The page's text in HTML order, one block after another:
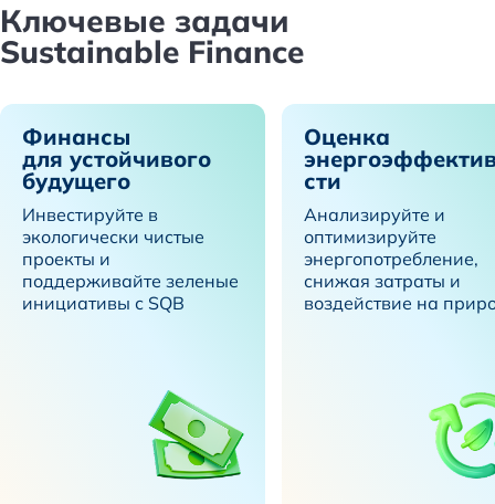
Ключевые задачи
Sustainable Finance
Финансы
для устойчивого
будущего
Инвестируйте в
экологически чистые
проекты и
поддерживайте зеленые
инициативы с SQB
Оценка
сти
Анализируйте и
оптимизируйте
энергопотребление,
снижая затраты и
воздействие на